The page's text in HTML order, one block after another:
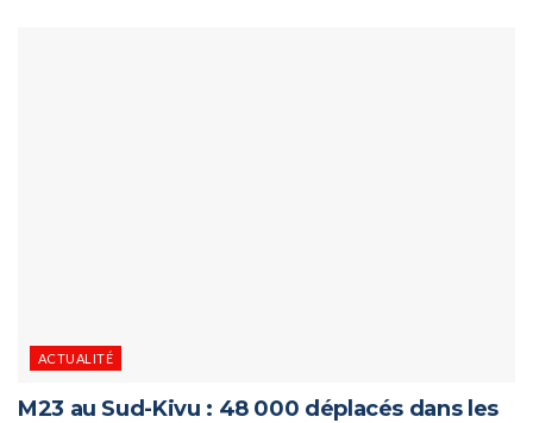
ACTUALITÉ
M23 au Sud-Kivu : 48 000 déplacés dans les